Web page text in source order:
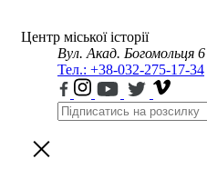
Центр міської історії
Вул. Акад. Богомольця 6
Тел.: +38-032-275-17-34